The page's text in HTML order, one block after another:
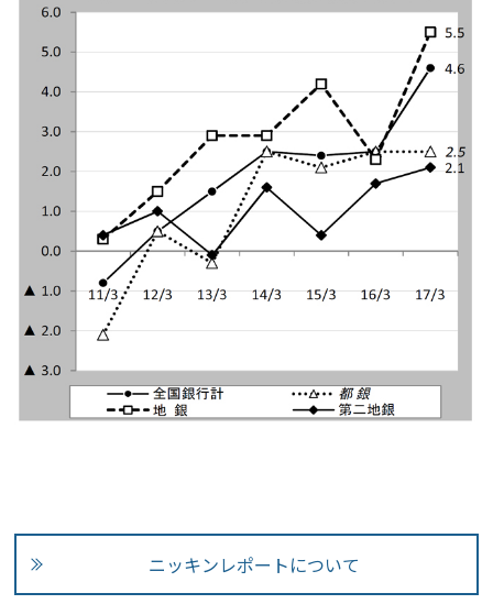
ニッキンレポートについて